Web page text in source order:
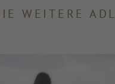
WEITERE